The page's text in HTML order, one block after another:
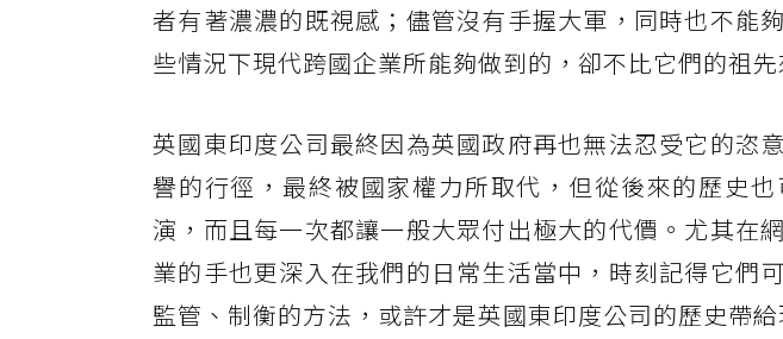
者有著濃濃的既視感；儘管沒有手握大軍，同時也不能
些情況下現代跨國企業所能夠做到的，卻不比它們的祖先
英國東印度公司最終因為英國政府再也無法忍受它的恣
譽的行徑，最終被國家權力所取代，但從後來的歷史
演，而且每一次都讓一般大眾付出極大的代價。尤其在
業的手也更深入在我們的日常生活當中，時刻記得它們
監管、制衡的方法，或許才是英國東印度公司的歷史帶